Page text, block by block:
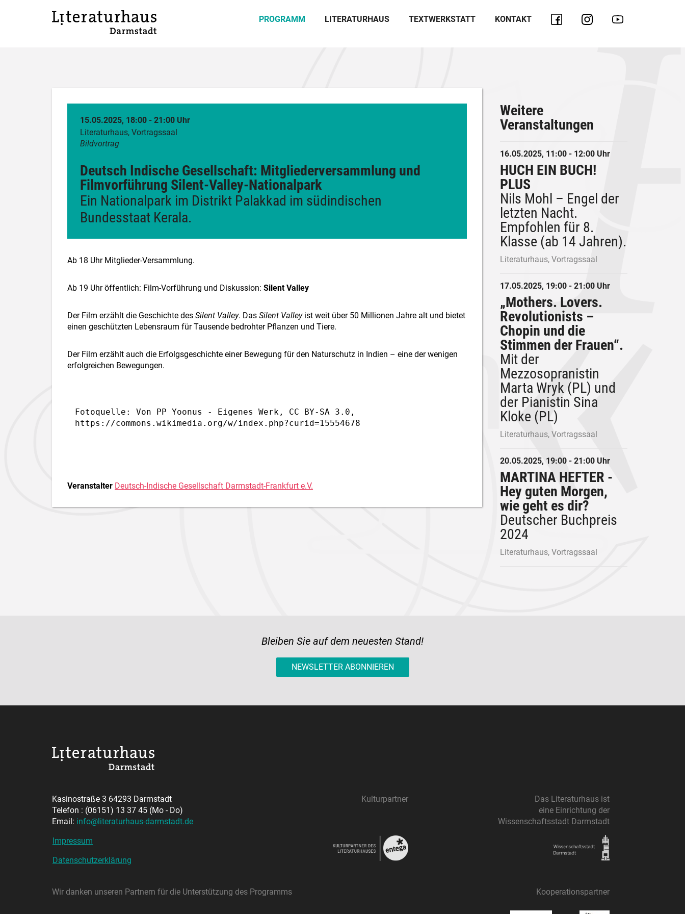
PROGRAMM LITERATURHAUS TEXTWERKSTATT KONTAKT
15.05.2025, 18:00 - 21:00 Uhr
Literaturhaus, Vortragssaal
Bildvortrag
Deutsch Indische Gesellschaft: Mitgliederversammlung und
Filmvorführung Silent-Valley-Nationalpark
Ein Nationalpark im Distrikt Palakkad im südindischen
Bundesstaat Kerala.
Ab 18 Uhr Mitglieder-Versammlung.
Ab 19 Uhr öffentlich: Film-Vorführung und Diskussion: Silent Valley
Der Film erzählt die Geschichte des Silent Valley. Das Silent Valleyist weit über 50 Millionen Jahre alt und bietet
einen geschützten Lebensraum für Tausende bedrohter Pflanzen und Tiere.
Der Film erzählt auch die Erfolgsgeschichte einer Bewegung für den Naturschutz in Indien – eine der wenigen
erfolgreichen Bewegungen.
Fotoquelle: Von PP Yoonus - Eigenes Werk, CC BY-SA 3.0,
https://commons.wikimedia.org/w/index.php?curid=15554678
Veranstalter Deutsch-Indische Gesellschaft Darmstadt-Frankfurt e.V.
Weitere
Veranstaltungen
16.05.2025, 11:00 - 12:00 Uhr
HUCH EIN BUCH!
PLUS
Nils Mohl – Engel der
letzten Nacht.
Empfohlen für 8.
Klasse (ab 14 Jahren).
Literaturhaus, Vortragssaal
17.05.2025, 19:00 - 21:00 Uhr
„Mothers. Lovers.
Revolutionists –
Chopin und die
Stimmen der Frauen“.
Mit der
Mezzosopranistin
Marta Wryk (PL) und
der Pianistin Sina
Kloke (PL)
Literaturhaus, Vortragssaal
20.05.2025, 19:00 - 21:00 Uhr
MARTINA HEFTER -
Hey guten Morgen,
wie geht es dir?
Deutscher Buchpreis
2024
Literaturhaus, Vortragssaal
Bleiben Sie auf dem neuesten Stand!
NEWSLETTER ABONNIEREN
Kasinostraße 3 64293 Darmstadt
Telefon : (06151) 13 37 45 (Mo - Do)
Email: info@literaturhaus-darmstadt.de
Impressum
Datenschutzerklärung
Kulturpartner
Das Literaturhaus ist
eine Einrichtung der
Wissenschaftsstadt Darmstadt
Wir danken unseren Partnern für die Unterstützung des Programms Kooperationspartner